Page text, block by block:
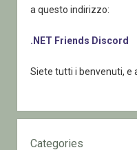
a questo indirizzo:
.NET Friends Discord
Siete tutti i benvenuti, e
Categories